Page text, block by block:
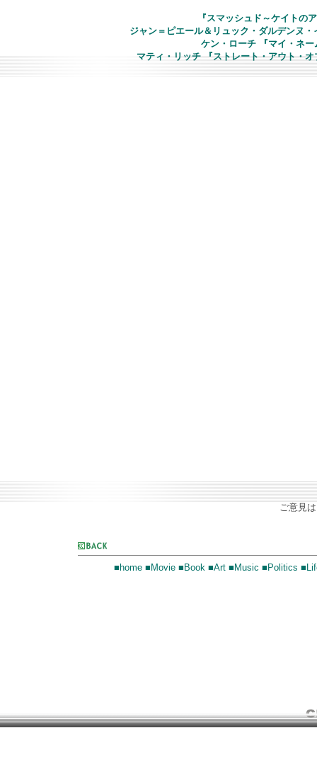
『スマッシュド～ケイトの
ジャン＝ピエール＆リュック・ダルデンヌ
ケン・ローチ 『マイ・ネ
マティ・リッチ 『ストレート・アウト・
ご意見
■home ■Movie ■Book ■Art ■Music ■Politics